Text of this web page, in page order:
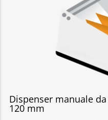
Dispenser manuale
120 mm